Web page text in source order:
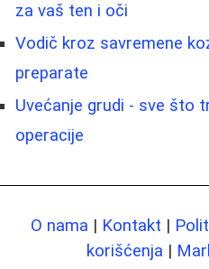
za vaš ten i oči
Vodič kroz savremene
preparate
Uvećanje grudi - sve što
operacije
O nama | Kontakt |
korišćenja |